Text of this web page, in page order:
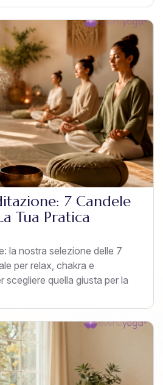
7 Candele
Tua Pratica
la nostra selezione delle 7
per relax, chakra e
scegliere quella giusta per la